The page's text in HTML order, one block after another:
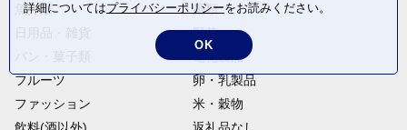
魚介類
麺類
野菜
電化製品
フルーツ
卵・乳製品
ファッション
米・穀物
詳細についてはプライバシーポリシーをお読みください。
OK